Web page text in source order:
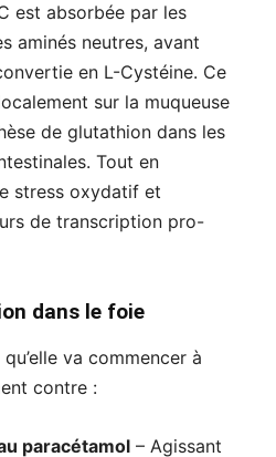
est absorbée par les
aminés neutres, avant
en L-Cystéine. Ce
sur la muqueuse
de glutathion dans les
Tout en
stress oxydatif et
de transcription pro-
dans le foie
va commencer à
contre :
paracétamol – Agissant